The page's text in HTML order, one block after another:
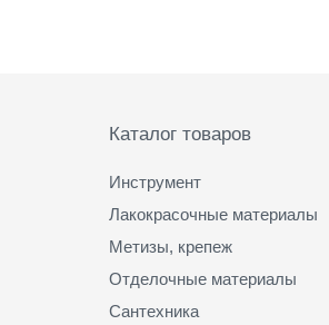
Каталог товаров
Инструмент
Лакокрасочные материалы
Метизы, крепеж
Отделочные материалы
Сантехника